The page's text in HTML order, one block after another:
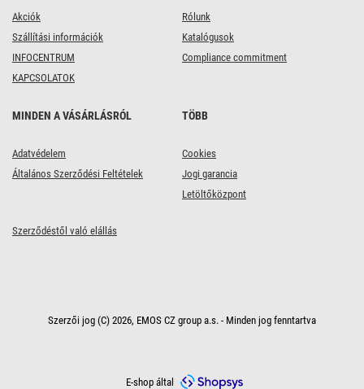
természetes
Akciók
Szállítási információk
INFOCENTRUM
KAPCSOLATOK
Rólunk
Katalógusok
Compliance commitment
MINDEN A VÁSÁRLÁSRÓL
Adatvédelem
Általános Szerződési Feltételek
TÖBB
Cookies
Jogi garancia
Letöltőközpont
Szerződéstől való elállás
Szerzői jog (C) 2026, EMOS CZ group a.s. - Minden jog fenntartva
E-shop által